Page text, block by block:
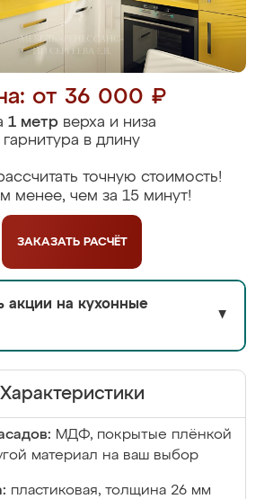
от 36 000 ₽
1 метрверха и низа
гарнитура в длину
точную стоимость!
менее, чем за 15 минут!
ЗАКАЗАТЬ РАСЧЁТ
акции на кухонные
▼
Характеристики
МДФ, покрытые плёнкой
материал на ваш выбор
пластиковая, толщина 26 мм